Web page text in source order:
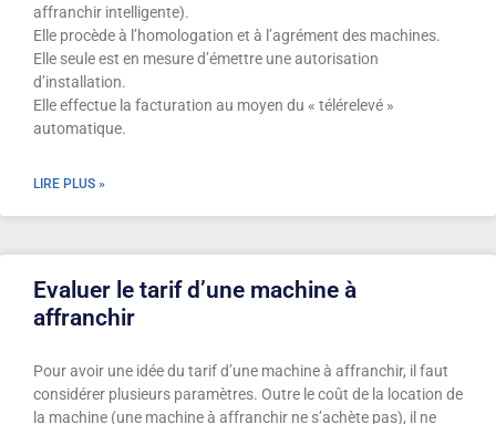
affranchir intelligente).
Elle procède à l’homologation et à l’agrément des machines.
Elle seule est en mesure d’émettre une autorisation
d’installation.
Elle effectue la facturation au moyen du « télérelevé »
automatique.
LIRE PLUS »
Evaluer le tarif d’une machine à
affranchir
Pour avoir une idée du tarif d’une machine à affranchir, il faut
considérer plusieurs paramètres. Outre le coût de la location de
la machine (une machine à affranchir ne s’achète pas), il ne